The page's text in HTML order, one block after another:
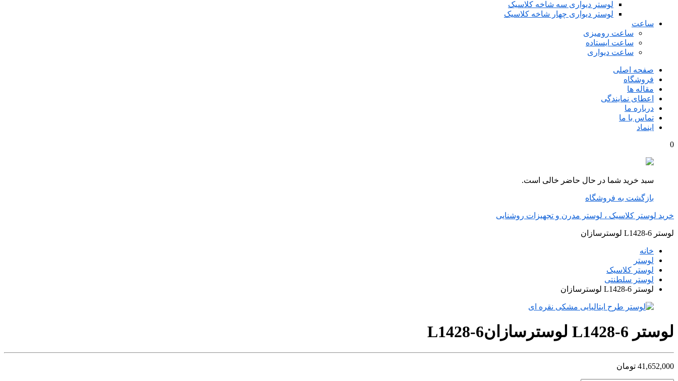
لوستر دیواری سه شاخه کلاسیک
لوستر دیواری چهار شاخه کلاسیک
ساعت
ساعت رومیزی
ساعت ایستاده
ساعت دیواری
صفحه اصلی
فروشگاه
مقاله ها
اعطای نمایندگی
درباره ما
تماس با ما
اینماد
0
سبد خرید شما در حال حاضر خالی است.
بازگشت به فروشگاه
خرید لوستر کلاسیک ، لوستر مدرن و تجهیزات روشنایی
لوستر L1428-6 لوسترسازان
خانه
لوستر
لوستر کلاسیک
لوستر سلطنتی
لوستر L1428-6 لوسترسازان
لوستر L1428-6 لوسترسازان L1428-6
41,652,000 تومان